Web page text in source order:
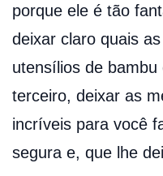
porque ele é tão
deixar claro quais
utensílios de
terceiro, deixar as
incríveis para você
segura e, que lhe